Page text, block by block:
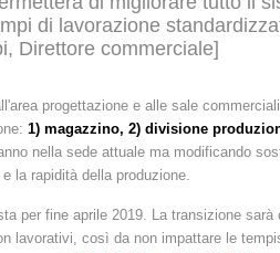
di lavorazione
Direttore commerciale]
progettazione e alle sale
1) magazzino, 2) divisione
nella sede attuale ma modificando
la rapidità della produzione.
per fine aprile 2019. La transizione sarà
lavorativi, così da non impattare le